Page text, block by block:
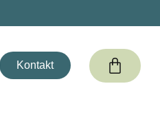
Kontakt